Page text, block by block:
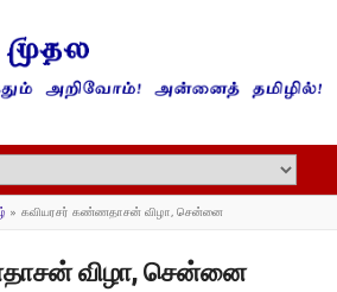
» கவியரசர் கண்ணதாசன் விழா, சென்னை
விழா, சென்னை